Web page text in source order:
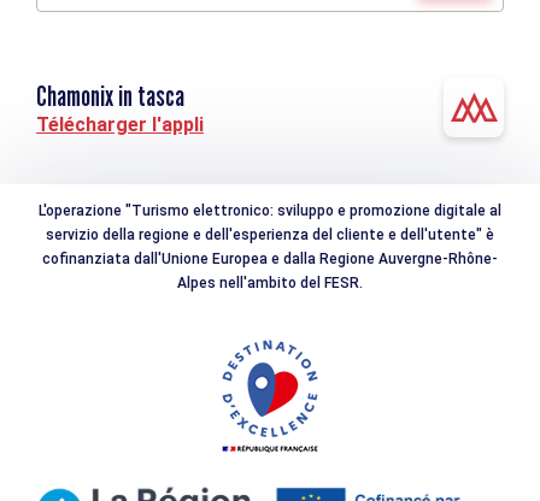
Chamonix in tasca
Télécharger l'appli
L'operazione "Turismo elettronico: sviluppo e promozione digitale al
servizio della regione e dell'esperienza del cliente e dell'utente" è
cofinanziata dall'Unione Europea e dalla Regione Auvergne-Rhône-
Alpes nell'ambito del FESR.